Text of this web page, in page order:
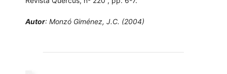
Revista Quercus, nº 220 , pp. 6-7.
Autor : Monzó Giménez, J.C. (2004)